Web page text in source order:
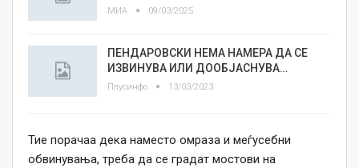
МИА 09/03/2025
ПЕНДАРОВСКИ НЕМА НАМЕРА ДА СЕ
ИЗВИНУВА ИЛИ ДООБЈАСНУВА…
Плусинфо 13/03/2023
Тие порачаа дека наместо омраза и меѓусебни
обвинувања, треба да се градат мостови на